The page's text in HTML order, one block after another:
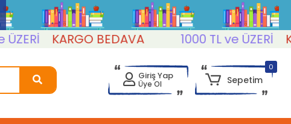
KARGO BEDAVA 1000 TL ve ÜZERİ
Giriş Yap
Üye Ol
0
Sepetim